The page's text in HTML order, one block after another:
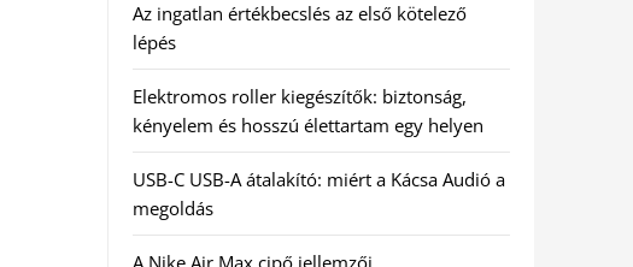
Az ingatlan értékbecslés az első kötelező
lépés
Elektromos roller kiegészítők: biztonság,
kényelem és hosszú élettartam egy helyen
USB-C USB-A átalakító: miért a Kácsa Audió a
megoldás
A Nike Air Max cipő jellemzői